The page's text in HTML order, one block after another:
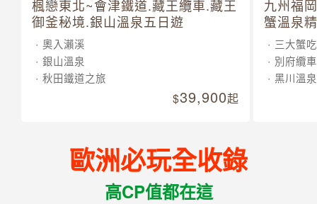
楓戀東北~會津鐵道.藏王纜車.藏王
御釜秘境.銀山溫泉五日遊
奧入瀨溪
銀山溫泉
秋田鐵道之旅
39,900起
九州福
蟹溫泉
三大蟹
別府纜車
黑川溫泉
歐洲必玩全收錄
高CP值都在這